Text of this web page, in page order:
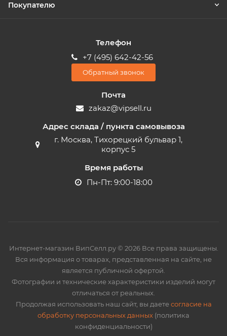
Покупателю
Телефон
+7 (495) 642-42-56
Обратный звонок
Почта
zakaz@vipsell.ru
Адрес склада / пункта самовывоза
г. Москва, Тихорецкий бульвар 1,
корпус 5
Время работы
Пн-Пт: 9:00-18:00
Интернет-магазин ВипСелл.ру © 2026 Все права защищены.
Вся информация о товарах, представленная на сайте, не
является публичной офертой.
Фотографии и технические характеристики изделий могут
отличаться от реальных.
Продолжая использовать наш сайт, вы даетесогласие на
обработку персональных данных (политика
конфиденциальности)